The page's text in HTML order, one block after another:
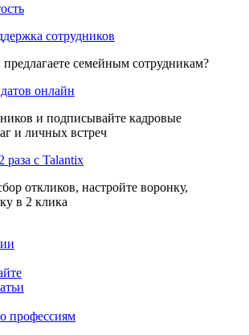
сотрудников
семейным сотрудникам?
онлайн
и подписывайте кадровые
и личных встреч
раза с Talantix
откликов, настройте воронку,
в 2 клика
профессиям